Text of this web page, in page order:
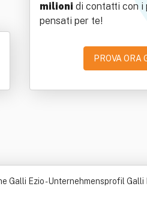
milioni di contatti con i
pensati per te!
PROVA ORA
Galli Ezio - Unternehmensprofil Galli